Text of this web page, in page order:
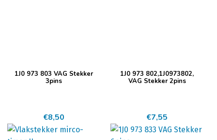
1J0 973 803 VAG Stekker
3pins
€8,50
1J0 973 802,1J0973802,
VAG Stekker 2pins
€7,55